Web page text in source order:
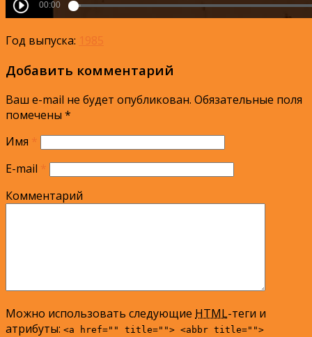
Год выпуска: 1985
Добавить комментарий
Ваш e-mail не будет опубликован. Обязательные поля
помечены *
Имя *
E-mail *
Комментарий
Можно использовать следующие HTML-теги и
атрибуты: <a href="" title=""> <abbr title="">